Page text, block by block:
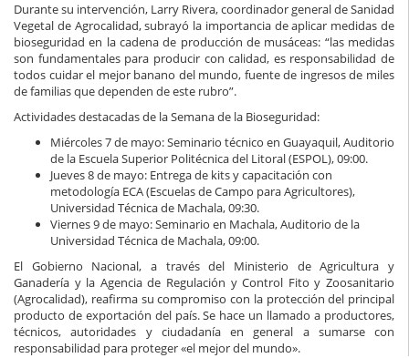
Durante su intervención, Larry Rivera, coordinador general de Sanidad
Vegetal de Agrocalidad, subrayó la importancia de aplicar medidas de
bioseguridad en la cadena de producción de musáceas: “las medidas
son fundamentales para producir con calidad, es responsabilidad de
todos cuidar el mejor banano del mundo, fuente de ingresos de miles
de familias que dependen de este rubro”.
Actividades destacadas de la Semana de la Bioseguridad:
Miércoles 7 de mayo: Seminario técnico en Guayaquil, Auditorio
de la Escuela Superior Politécnica del Litoral (ESPOL), 09:00.
Jueves 8 de mayo: Entrega de kits y capacitación con
metodología ECA (Escuelas de Campo para Agricultores),
Universidad Técnica de Machala, 09:30.
Viernes 9 de mayo: Seminario en Machala, Auditorio de la
Universidad Técnica de Machala, 09:00.
El Gobierno Nacional, a través del Ministerio de Agricultura y
Ganadería y la Agencia de Regulación y Control Fito y Zoosanitario
(Agrocalidad), reafirma su compromiso con la protección del principal
producto de exportación del país. Se hace un llamado a productores,
técnicos, autoridades y ciudadanía en general a sumarse con
responsabilidad para proteger «el mejor del mundo».